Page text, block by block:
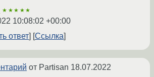
★★★★★
10:08:02 +00:00
ответ
Ссылка
от Partisan 18.07.2022